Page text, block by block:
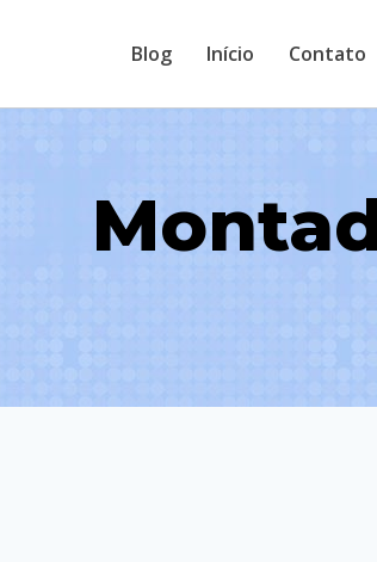
Blog Início Contato